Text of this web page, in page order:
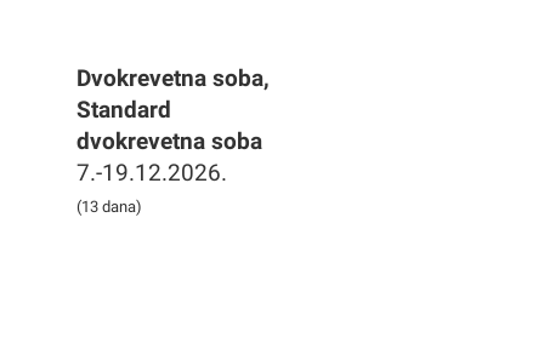
Dvokrevetna soba,
Standard
dvokrevetna soba
7.-19.12.2026.
(13 dana)